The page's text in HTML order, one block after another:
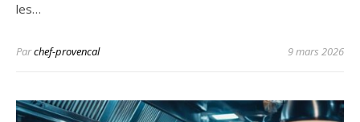
les…
Parchef-provencal 9 mars 2026